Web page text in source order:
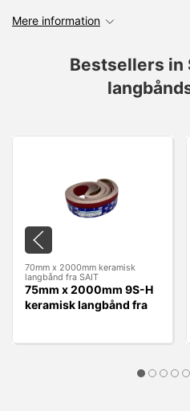
Mere information
Bestsellers in
70mm x 2000mm keramisk
langbånd fra SAIT
75mm x 2000mm 9S-H
keramisk langbånd fra